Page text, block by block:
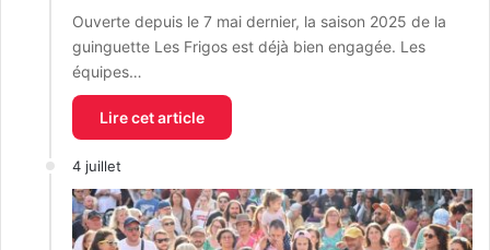
Ouverte depuis le 7 mai dernier, la saison 2025 de la
guinguette Les Frigos est déjà bien engagée. Les
équipes…
Lire cet article
4 juillet